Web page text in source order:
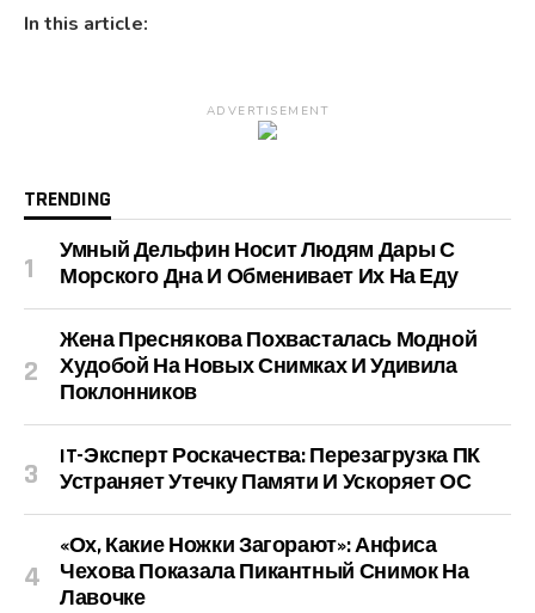
In this article:
ADVERTISEMENT
TRENDING
Умный Дельфин Носит Людям Дары С
Морского Дна И Обменивает Их На Еду
Жена Преснякова Похвасталась Модной
Худобой На Новых Снимках И Удивила
Поклонников
IT-Эксперт Роскачества: Перезагрузка ПК
Устраняет Утечку Памяти И Ускоряет ОС
«Ох, Какие Ножки Загорают»: Анфиса
Чехова Показала Пикантный Снимок На
Лавочке